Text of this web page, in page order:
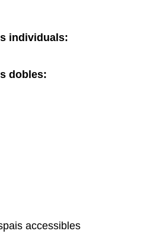
individuals:
dobles:
accessibles